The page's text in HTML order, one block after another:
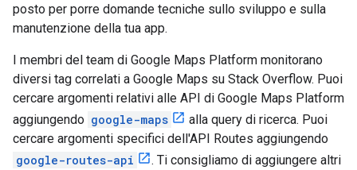
posto per porre domande tecniche sullo sviluppo e sulla
manutenzione della tua app.
I membri del team di Google Maps Platform monitorano
diversi tag correlati a Google Maps su Stack Overflow. Puoi
cercare argomenti relativi alle API di Google Maps Platform
aggiungendo google-maps
alla query di ricerca. Puoi
cercare argomenti specifici dell'API Routes aggiungendo
google-routes-api
. Ti consigliamo di aggiungere altri